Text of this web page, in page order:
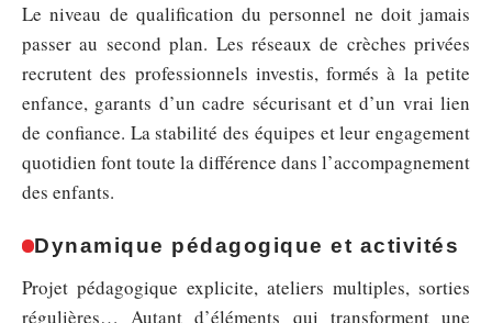
Le niveau de qualification du personnel ne doit jamais
passer au second plan. Les réseaux de crèches privées
recrutent des professionnels investis, formés à la petite
enfance, garants d’un cadre sécurisant et d’un vrai lien
de confiance. La stabilité des équipes et leur engagement
quotidien font toute la différence dans l’accompagnement
des enfants.
Dynamique pédagogique et activités
Projet pédagogique explicite, ateliers multiples, sorties
régulières… Autant d’éléments qui transforment une